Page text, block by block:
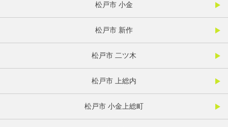
松戸市 小金
松戸市 新作
松戸市 二ツ木
松戸市 上総内
松戸市 小金上総町